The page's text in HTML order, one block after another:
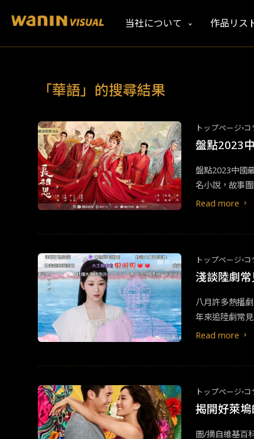
当社について 作品リス
「華語」的搜尋結果
トップページ コ
盤點2023
盤點2023中國
名小說，故事
她花錢的塗山
待隨之而來的
情感波動在原
明》報上有名
Read more
トップページ コ
淺談陸劇
八月許多熱播
年來追陸劇常見
幕是起源於日
Read more
トップページ コ
揭開好萊
圖/摘自維基百